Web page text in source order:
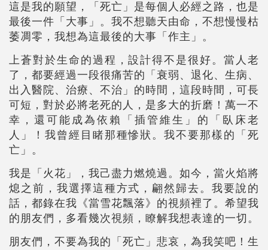
這是我的願望，「死亡」是每個人必經之路，也是
最後一件「大事」。我不想聽天由命，不想慢慢枯
萎凋零，我想為這最後的大事「作主」。
上蒼對於生命的過程，設計得不是很好。當人老
了，都要經過一段很痛苦的「衰弱、退化、生病、
出入醫院、治療、不治」的時間，這段時間，可長
可短，對於必將老死的人，是多大的折磨！萬一不
幸，還可能成為依賴「插管維生」的「臥床老
人」！我曾經目睹那種慘狀。我不要那樣的「死
亡」。
我是「火花」，我己盡力燃燒過。如今，當火焰將
熄之前，我選擇這種方式，翩然歸去。我要說的
話，都錄在我《當雪花飄落》的視頻裡了。希望我
的朋友們，多看幾次視頻，瞭解我想表達的一切。
朋友們，不要為我的「死亡」悲哀，為我笑吧！生